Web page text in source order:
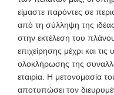
είμαστε παρόντες σε
από τη σύλληψη της
στην εκτέλεση του
επιχείρησης μέχρι και
ολοκλήρωσης της
εταιρία. Η μετονομασία
αποτυπώσει τον